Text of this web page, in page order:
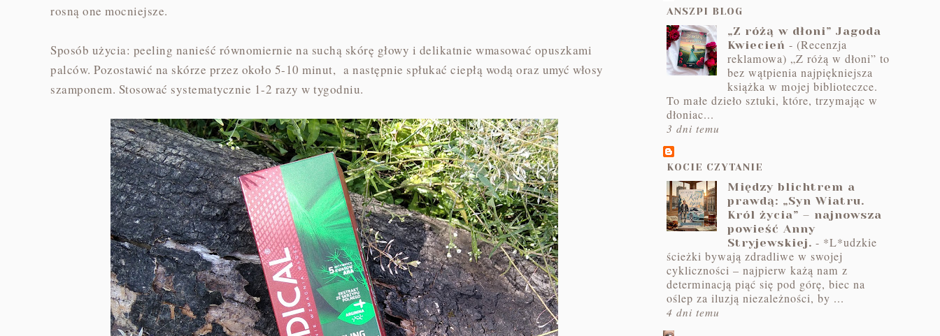
rosną one mocniejsze.
Sposób użycia: peeling nanieść równomiernie na suchą skórę głowy i delikatnie wmasować opuszkami
palców. Pozostawić na skórze przez około 5-10 minut, a następnie spłukać ciepłą wodą oraz umyć włosy
szamponem. Stosować systematycznie 1-2 razy w tygodniu.
ANSZPI BLOG
„Z różą w dłoni” Jagoda
Kwiecień - (Recenzja
reklamowa) „Z różą w dłoni” to
bez wątpienia najpiękniejsza
książka w mojej biblioteczce.
To małe dzieło sztuki, które, trzymając w
dłoniac...
3 dni temu
KOCIE CZYTANIE
Między blichtrem a
prawdą: „Syn Wiatru.
Król życia” – najnowsza
powieść Anny
Stryjewskiej. - *L*udzkie
ścieżki bywają zdradliwe w swojej
cykliczności – najpierw każą nam z
determinacją piąć się pod górę, biec na
oślep za iluzją niezależności, by ...
4 dni temu